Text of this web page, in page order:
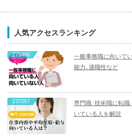
人気アクセスランキング
279460
一般事務職に向いて
能力､適職性など
237057
専門職･技術職に転職
いている人を解説